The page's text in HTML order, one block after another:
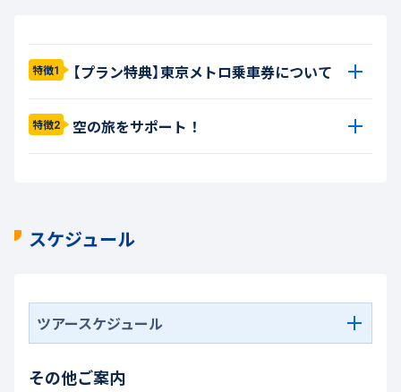
特徴1 【プラン特典】東京メトロ乗車券について
特徴2 空の旅をサポート！
スケジュール
ツアースケジュール
その他ご案内